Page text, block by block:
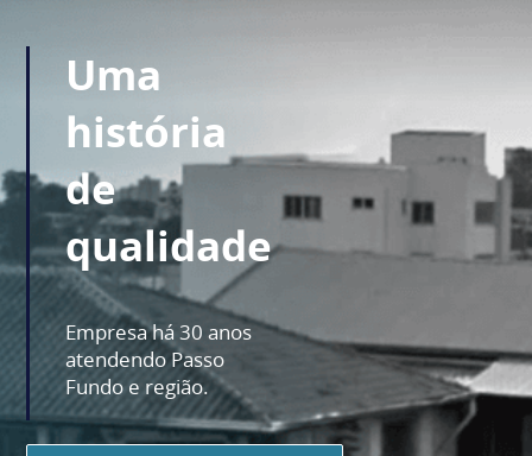
Uma
história
de
qualidade
Empresa há 30 anos
atendendo Passo
Fundo e região.